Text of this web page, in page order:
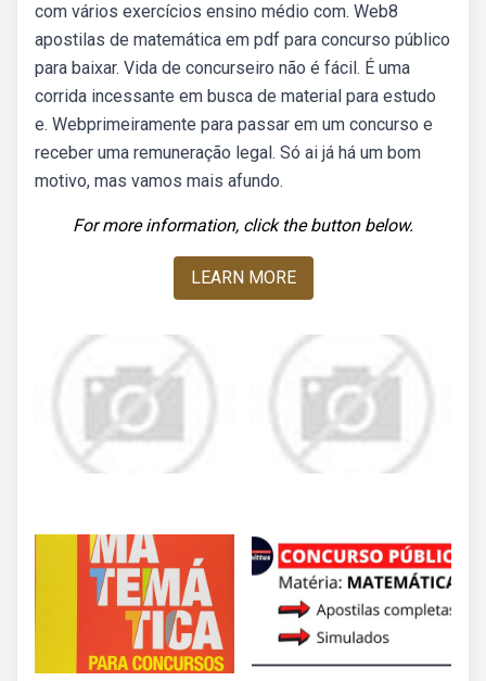
com vários exercícios ensino médio com. Web8
apostilas de matemática em pdf para concurso público
para baixar. Vida de concurseiro não é fácil. É uma
corrida incessante em busca de material para estudo
e. Webprimeiramente para passar em um concurso e
receber uma remuneração legal. Só ai já há um bom
motivo, mas vamos mais afundo.
For more information, click the button below.
LEARN MORE